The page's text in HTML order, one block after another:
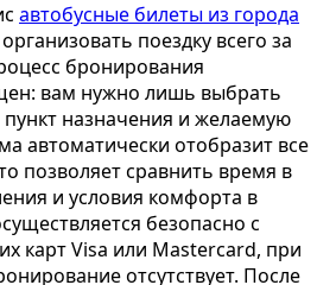
автобусные билеты из города
поездку всего за
бронирования
вам нужно лишь выбрать
назначения и желаемую
автоматически отобразит все
позволяет сравнить время в
и условия комфорта в
безопасно с
карт Visa или Mastercard, при
отсутствует. После